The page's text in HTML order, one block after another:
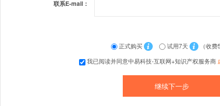
联系E-mail：
正式购买 试用7天
（收费
我已阅读并同意中易科技-互联网+知识产权服务商